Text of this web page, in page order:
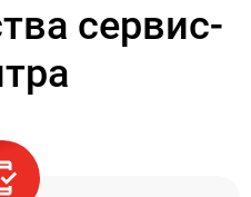
сервис-